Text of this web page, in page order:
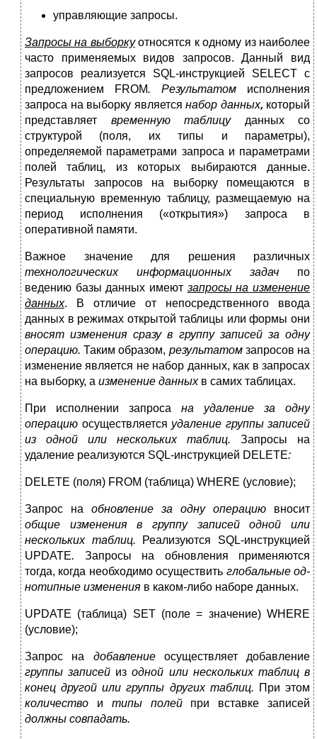
управляющие запросы.
Запросы на выборкуотносятся к одному из наиболее
часто применяемых видов запросов. Данный вид
запросов реализуется SQL-инструкцией SELECT с
предложением FROM. Результатом исполнения
запроса на выборку является набор данных, который
представляет временную таблицуданных со
структурой (поля, их типы и параметры),
определяемой параметрами запроса и параметрами
полей таблиц, из которых выбираются данные.
Результаты запросов на выборку по­мещаются в
специальную временную таблицу, размещаемую на
период исполнения («открытия») запроса в
оперативной па­мяти.
Важное значение для решения различных
технологичес­ких информационных задач по
ведению базы данных имеют зап­росы на изменение
данных. В отличие от непосредственного ввода
данных в режимах открытой таблицы или формы они
вно­сят изменения сразу в группу записей за одну
операцию. Таким образом, результатомзапросов на
изменение является не набор данных, как в запросах
на выборку, а изменение данныхв самих таблицах.
При исполнении запроса на удаление за одну
операцию осу­ществляется удаление группы записей
из одной или нескольких таблиц. Запросы на
удаление реализуются SQL-инструкцией DELETE:
DELETE (поля) FROM (таблица) WHERE (условие);
Запрос на обновление за одну операцию вносит
общие из­менения в группу записей одной или
нескольких таблиц. Реали­зуются SQL-инструкцией
UPDATE. Запросы на обновления при­меняются
тогда, когда необходимо осуществить глобальные од­
нотипные изменения в каком-либо наборе данных.
UPDATE (таблица) SET (поле = значение) WHERE
(условие);
Запрос на добавлениеосуществляет добавление
группы записей изодной или нескольких таблиц в
конец другой или груп­пы других таблиц. При этом
количество и типы полейпри вставке записей
должны совпадать.